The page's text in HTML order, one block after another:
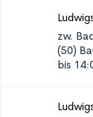
zw.
(50)
bis